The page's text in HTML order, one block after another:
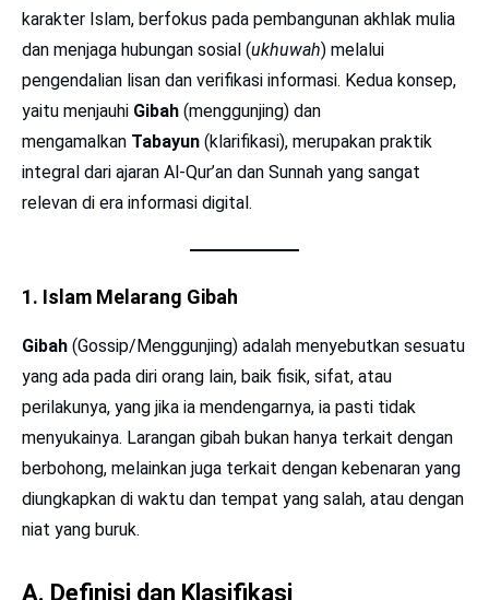
karakter Islam, berfokus pada pembangunan akhlak mulia
dan menjaga hubungan sosial (ukhuwah) melalui
pengendalian lisan dan verifikasi informasi. Kedua konsep,
yaitu menjauhi Gibah (menggunjing) dan
mengamalkan Tabayun (klarifikasi), merupakan praktik
integral dari ajaran Al-Qur’an dan Sunnah yang sangat
relevan di era informasi digital.
1. Islam Melarang Gibah
Gibah (Gossip/Menggunjing) adalah menyebutkan sesuatu
yang ada pada diri orang lain, baik fisik, sifat, atau
perilakunya, yang jika ia mendengarnya, ia pasti tidak
menyukainya. Larangan gibah bukan hanya terkait dengan
berbohong, melainkan juga terkait dengan kebenaran yang
diungkapkan di waktu dan tempat yang salah, atau dengan
niat yang buruk.
A. Definisi dan Klasifikasi